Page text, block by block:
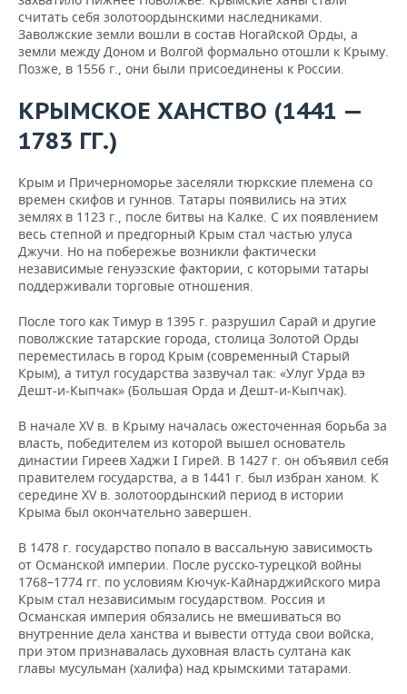
считать себя золотоордынскими наследниками.
Заволжские земли вошли в состав Ногайской Орды, а
земли между Доном и Волгой формально отошли к Крыму.
Позже, в 1556 г., они были присоединены к России.
КРЫМСКОЕ ХАНСТВО (1441 —
1783 ГГ.)
Крым и Причерноморье заселяли тюркские племена со
времен скифов и гуннов. Татары появились на этих
землях в 1123 г., после битвы на Калке. С их появлением
весь степной и предгорный Крым стал частью улуса
Джучи. Но на побережье возникли фактически
независимые генуэзские фактории, с которыми татары
поддерживали торговые отношения.
После того как Тимур в 1395 г. разрушил Сарай и другие
поволжские татарские города, столица Золотой Орды
переместилась в город Крым (современный Старый
Крым), а титул государства зазвучал так: «Улуг Урда вэ
Дешт-и-Кыпчак» (Большая Орда и Дешт-и-Кыпчак).
В начале XV в. в Крыму началась ожесточенная борьба за
власть, победителем из которой вышел основатель
династии Гиреев Хаджи I Гирей. В 1427 г. он объявил себя
правителем государства, а в 1441 г. был избран ханом. К
середине XV в. золотоордынский период в истории
Крыма был окончательно завершен.
В 1478 г. государство попало в вассальную зависимость
от Османской империи. После русско-турецкой войны
1768–1774 гг. по условиям Кючук-Кайнарджийского мира
Крым стал независимым государством. Россия и
Османская империя обязались не вмешиваться во
внутренние дела ханства и вывести оттуда свои войска,
при этом признавалась духовная власть султана как
главы мусульман (халифа) над крымскими татарами.